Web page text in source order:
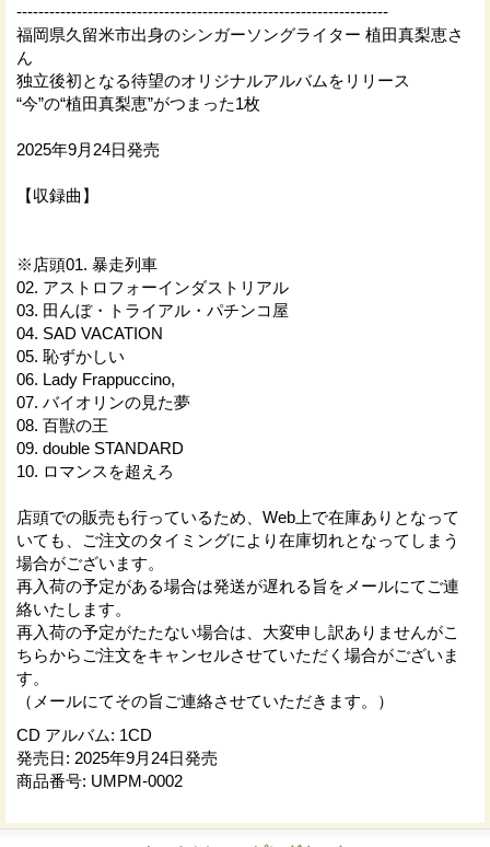
--------------------------------------------------------------------
福岡県久留米市出身のシンガーソングライター 植田真梨恵さ
ん
独立後初となる待望のオリジナルアルバムをリリース
“今”の“植田真梨恵”がつまった1枚
2025年9月24日発売
【収録曲】
※店頭01. 暴走列車
02. アストロフォーインダストリアル
03. 田んぼ・トライアル・パチンコ屋
04. SAD VACATION
05. 恥ずかしい
06. Lady Frappuccino,
07. バイオリンの見た夢
08. 百獣の王
09. double STANDARD
10. ロマンスを超えろ
店頭での販売も行っているため、Web上で在庫ありとなって
いても、ご注文のタイミングにより在庫切れとなってしまう
場合がございます。
再入荷の予定がある場合は発送が遅れる旨をメールにてご連
絡いたします。
再入荷の予定がたたない場合は、大変申し訳ありませんがこ
ちらからご注文をキャンセルさせていただく場合がございま
す。
（メールにてその旨ご連絡させていただきます。）
CD アルバム: 1CD
発売日: 2025年9月24日発売
商品番号: UMPM-0002